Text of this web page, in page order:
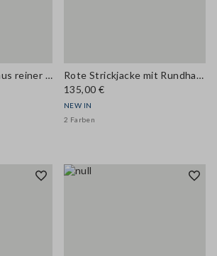
Graue Strickjacke aus reiner Wolle mit Rundhalsausschnitt, Regular Fit
Rote Strickjacke mit Rundhalsausschnitt aus Woll- und Kaschmirmix, Regular Fit
135,00 €
NEW IN
2 Farben